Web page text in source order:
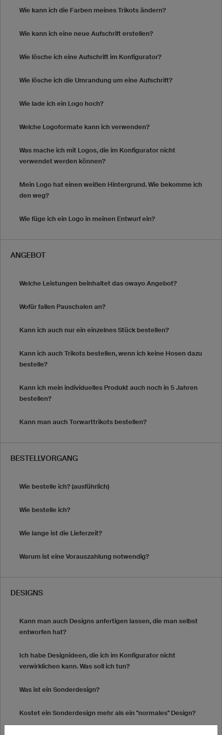
Wie kann ich die Farben meines Trikots ändern?
Wie kann ich eine neue Aufschrift erstellen?
Wie lösche ich eine Aufschrift im Konfigurator?
Wie lösche ich die Umrandung um eine Aufschrift?
Wie lade ich ein Logo hoch?
Welche Logoformate kann ich verwenden?
Was mache ich mit Logos, die im Konfigurator nicht
verwendet werden können?
Mein Logo hat einen weißen Hintergrund. Wie bekomme ich
den weg?
Wie füge ich ein Logo in meinen Entwurf ein?
ANGEBOT
Welche Leistungen beinhaltet das owayo Angebot?
Wofür fallen Pauschalen an?
Kann ich auch nur ein einzelnes Stück bestellen?
Kann ich auch Trikots bestellen, wenn ich keine Hosen dazu
bestelle?
Kann ich mein individuelles Produkt auch noch in 5 Jahren
bestellen?
Kann man auch Torwarttrikots bestellen?
BESTELLVORGANG
Wie bestelle ich? (ausführlich)
Wie bestelle ich?
Wie lange ist die Lieferzeit?
Warum ist eine Vorauszahlung notwendig?
DESIGNS
Kann man auch Designs anfertigen lassen, die man selbst
entworfen hat?
Ich habe Designideen, die ich im Konfigurator nicht
verwirklichen kann. Was soll ich tun?
Was ist ein Sonderdesign?
Kostet ein Sonderdesign mehr als ein "normales" Design?